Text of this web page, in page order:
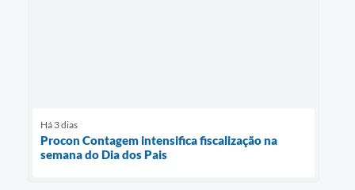
Há 3 dias
Procon Contagem intensifica fiscalização na
semana do Dia dos Pais